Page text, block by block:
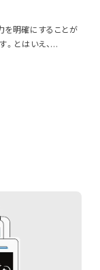
を明確にすることが
。とはいえ、…